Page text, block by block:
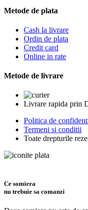
Metode de plata
Cash la livrare
Ordin de plata
Credit card
Online in rate
Metode de livrare
Livrare rapida prin
Politica de
Termeni si conditii
Toate drepturile
Ce somiera
nu trebuie sa comanzi